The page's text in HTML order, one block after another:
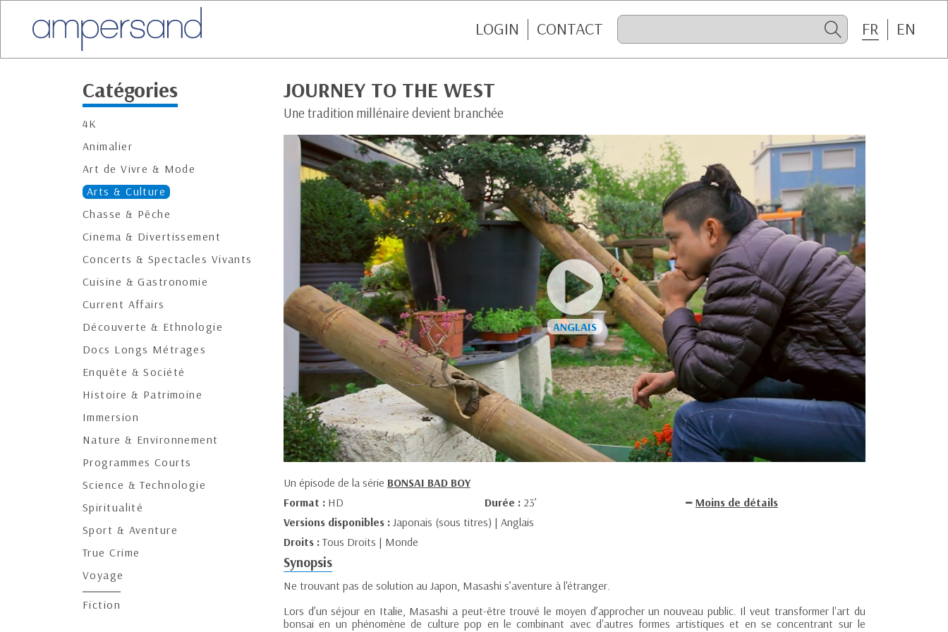
LOGIN CONTACT FR EN
Catégories
4K
Animalier
Art de Vivre & Mode
Arts & Culture
Chasse & Pêche
Cinema & Divertissement
Concerts & Spectacles Vivants
Cuisine & Gastronomie
Current Affairs
Découverte & Ethnologie
Docs Longs Métrages
Enquête & Société
Histoire & Patrimoine
Immersion
Nature & Environnement
Programmes Courts
Science & Technologie
Spiritualité
Sport & Aventure
True Crime
Voyage
Fiction
JOURNEY TO THE WEST
Une tradition millénaire devient branchée
Un épisode de la série BONSAI BAD BOY
Format : HD Durée : 23’
Moins de détails
Versions disponibles : Japonais (sous titres) | Anglais
Droits :Tous Droits | Monde
Synopsis
Ne trouvant pas de solution au Japon, Masashi s’aventure à l'étranger.
Lors d’un séjour en Italie, Masashi a peut-être trouvé le moyen d’approcher un nouveau public. Il veut transformer l'art du
bonsaï en un phénomène de culture pop en le combinant avec d'autres formes artistiques et en se concentrant sur le